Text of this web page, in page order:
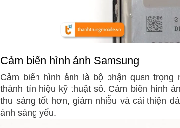
Cảm biến hình ảnh Samsung
Cảm biến hình ảnh là bộ phận quan
thành tín hiệu kỹ thuật số. Cảm biến hình
thu sáng tốt hơn, giảm nhiễu và cải thiện
ánh sáng yếu.